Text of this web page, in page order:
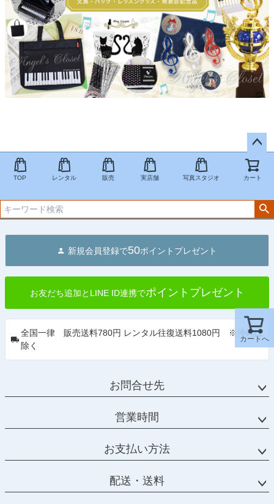
カートへ
ペー
ジト
TOP レンタル 販売 実店舗 写真スタジオ カート
新規会員登録で50ポイントプレゼント
お友だち追加とLINE ID連携でポイントプレゼント
全国一律 販売送料780円 レンタル往復送料1080円 ※沖縄は
除く
お問合せ先
営業時間
お支払い方法
配送・送料